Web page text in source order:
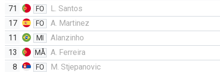
71
FO
L. Santos
17
FO
A. Martinez
11
MI
Alanzinho
13
MÅ
A. Ferreira
8
FO
M. Stjepanovic